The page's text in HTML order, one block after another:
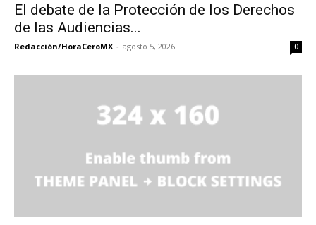
El debate de la Protección de los Derechos
de las Audiencias...
Redacción/HoraCeroMX - agosto 5, 2026 0